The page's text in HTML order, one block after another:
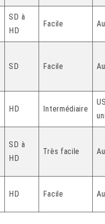
SD à
HD
Facile
SD Facile
HD Intermédiaire
SD à
HD
Très facile
HD Facile